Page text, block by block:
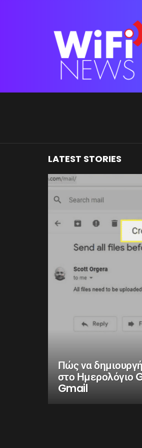
LATEST STORIES
Πώς να
στο Ημερολόγιο
Gmail